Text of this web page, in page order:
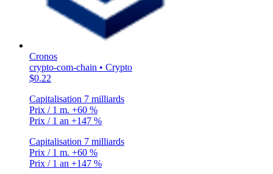
Cronos
crypto-com-chain • Crypto
$0.22
Capitalisation 7 milliards
Prix / 1 m. +60 %
Prix / 1 an +147 %
Capitalisation 7 milliards
Prix / 1 m. +60 %
Prix / 1 an +147 %